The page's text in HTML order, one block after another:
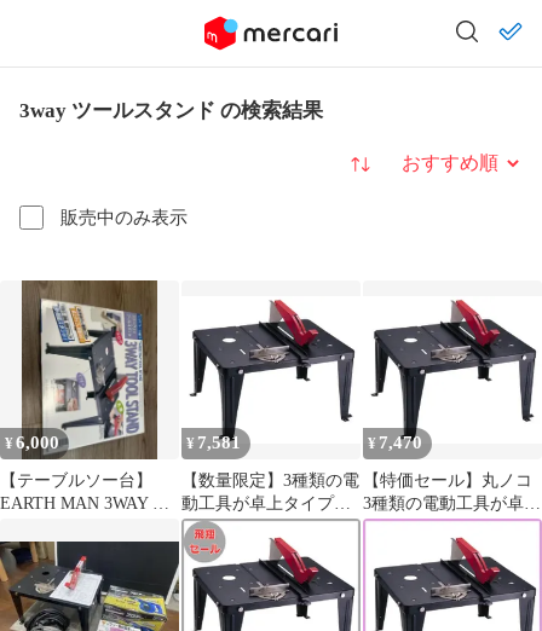
3way ツールスタンド の検索結果
販売中のみ表示
並び替え
¥6,000
【テーブルソー台】
EARTH MAN 3WAY ツ
¥ 7,581
【数量限定】3種類の電
動工具が卓上タイプ
に】 テーブルソー ブラ
ック【トリマ・ジグソ
ー・丸のこ 作業台 トリ
マーテーブル 3WAY 丸
ノコ トリマー MAN ス
¥ 7,470
【特価セール】丸ノコ
3種類の電動工具が卓上
タイプに トリマー トリ
マ・ジグソー・丸のこ
3WAY スライド丸鋸 ト
リマーテーブル ルータ
ーテーブル 丸鋸ガイド